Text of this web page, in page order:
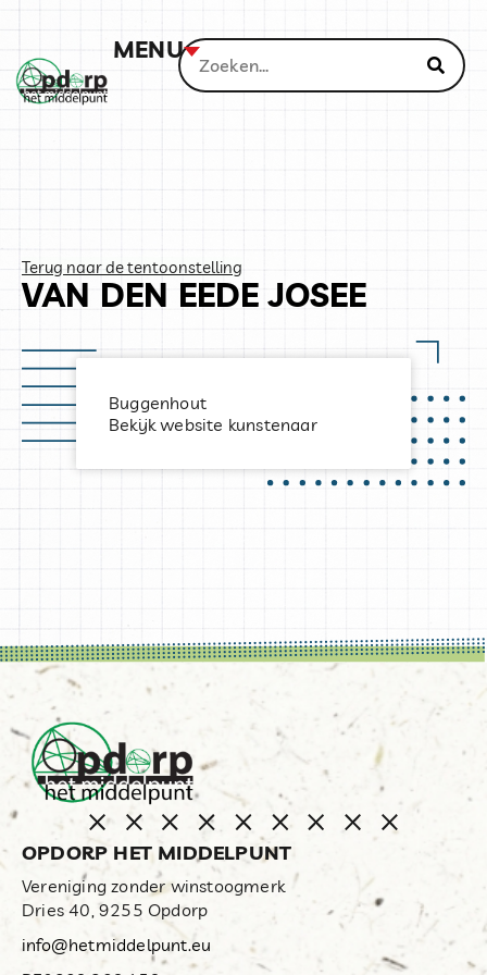
MENU
Terug naar de tentoonstelling
VAN DEN EEDE JOSEE
Buggenhout
Bekijk website kunstenaar
OPDORP HET MIDDELPUNT
Vereniging zonder winstoogmerk
Dries 40, 9255 Opdorp
info@hetmiddelpunt.eu